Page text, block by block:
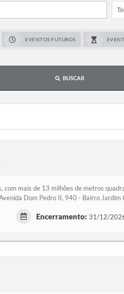
EVENTOS FUTUROS
BUSCAR
com mais de 13 milhões de metros
Dom Pedro II, 940 - Bairro Jardim
Encerramento: 31/12/